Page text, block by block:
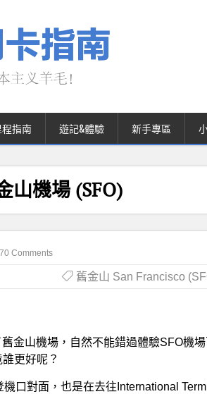
指南 遊記&體驗 新手專區
山機場 (SFO)
70 Comments
舊金山 San Francisco
金山機場，自然不能錯過體驗SFO機
更好呢？
口對面，也是在去往International